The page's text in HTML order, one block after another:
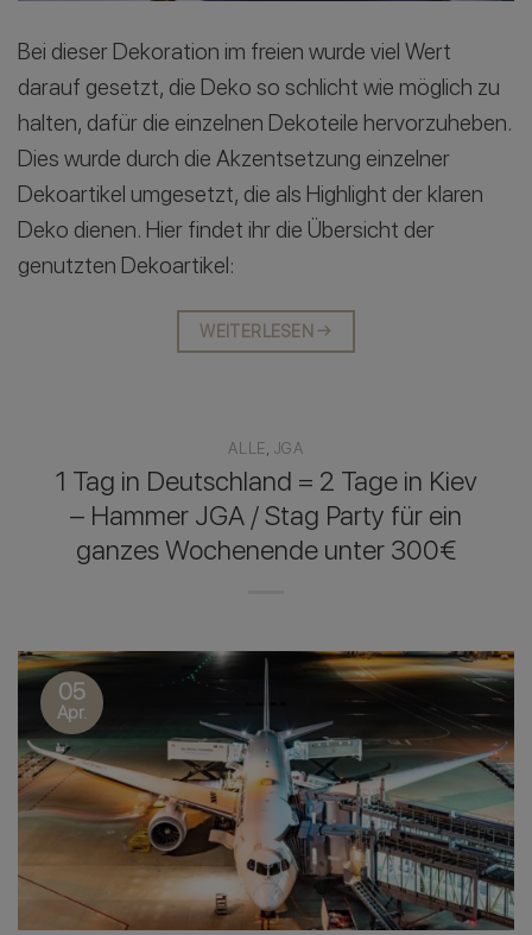
Bei dieser Dekoration im freien wurde viel Wert
darauf gesetzt, die Deko so schlicht wie möglich zu
halten, dafür die einzelnen Dekoteile hervorzuheben.
Dies wurde durch die Akzentsetzung einzelner
Dekoartikel umgesetzt, die als Highlight der klaren
Deko dienen. Hier findet ihr die Übersicht der
genutzten Dekoartikel:
WEITERLESEN →
ALLE JGA
1 Tag in Deutschland = 2 Tage in Kiev
– Hammer JGA / Stag Party für ein
ganzes Wochenende unter 300€
05
Apr.